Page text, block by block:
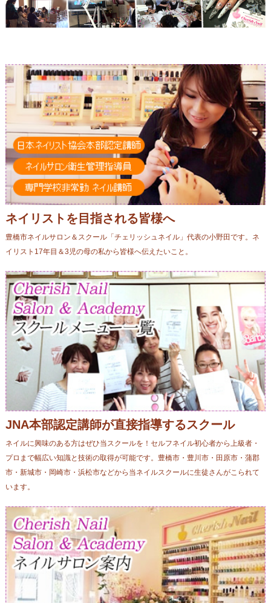
ネイリストを目指される皆様へ
豊橋市ネイルサロン＆スクール「チェリッシュネイル」代表の小野田です。ネ
イリスト17年目＆3児の母の私から皆様へ伝えたいこと。
JNA本部認定講師が直接指導するスクール
ネイルに興味のある方はぜひ当スクールを！セルフネイル初心者から上級者・
プロまで幅広い知識と技術の取得が可能です。豊橋市・豊川市・田原市・蒲郡
市・新城市・岡崎市・浜松市などから当ネイルスクールに生徒さんがこられて
います。